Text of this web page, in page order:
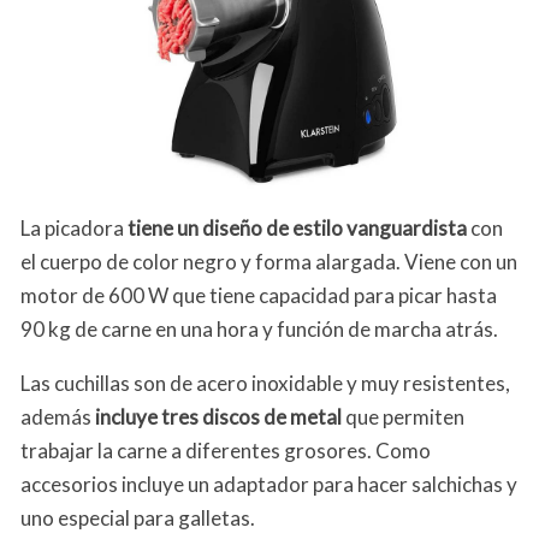
La picadoratiene un diseño de estilo vanguardistacon
el cuerpo de color negro y forma alargada. Viene con un
motor de 600 W que tiene capacidad para picar hasta
90 kg de carne en una hora y función de marcha atrás.
Las cuchillas son de acero inoxidable y muy resistentes,
además incluye tres discos de metalque permiten
trabajar la carne a diferentes grosores. Como
accesorios incluye un adaptador para hacer salchichas y
uno especial para galletas.